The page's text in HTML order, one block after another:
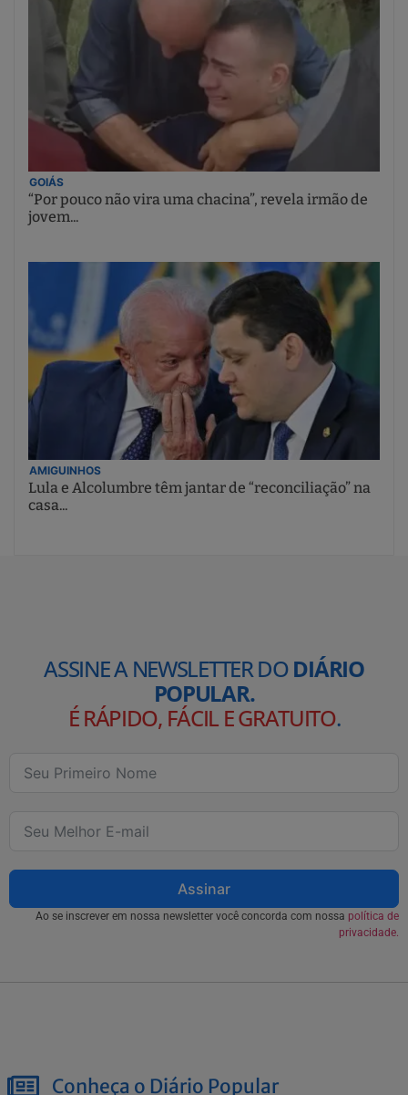
GOIÁS
“Por pouco não vira uma chacina”, revela irmão de
jovem...
AMIGUINHOS
Lula e Alcolumbre têm jantar de “reconciliação” na
casa...
ASSINE A NEWSLETTER DODIÁRIO
POPULAR.
É RÁPIDO, FÁCIL E GRATUITO.
Assinar
Ao se inscrever em nossa newsletter você concorda com nossa política de
privacidade.
Conheça o Diário Popular